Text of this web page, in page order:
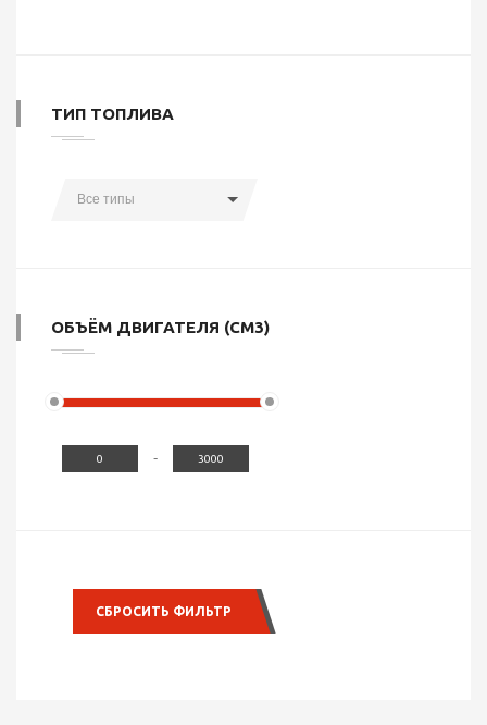
ТИП ТОПЛИВА
Все типы
ОБЪЁМ ДВИГАТЕЛЯ (СМ3)
-
СБРОСИТЬ ФИЛЬТР